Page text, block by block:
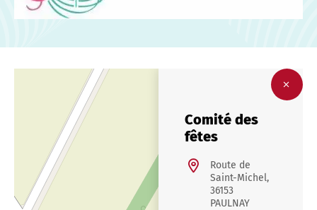
Comité des
fêtes
Route de
Saint-Michel,
36153
PAULNAY